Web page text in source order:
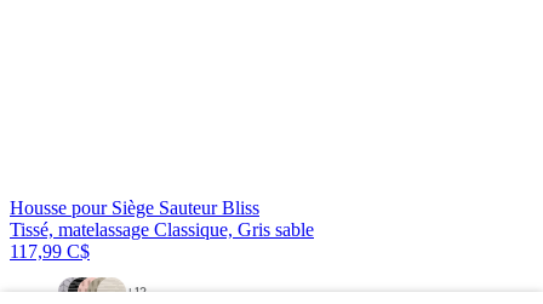
Housse pour Siège Sauteur Bliss
Tissé, matelassage Classique, Gris sable
117,99 C$
+12